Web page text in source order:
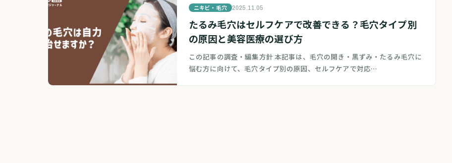
ニキビ・毛穴 2025.11.05
たるみ毛穴はセルフケアで改善できる？毛穴タイプ別
の原因と美容医療の選び方
この記事の調査・編集方針 本記事は、毛穴の開き・黒ずみ・たるみ毛穴に
悩む方に向けて、毛穴タイプ別の原因、セルフケアで対応…